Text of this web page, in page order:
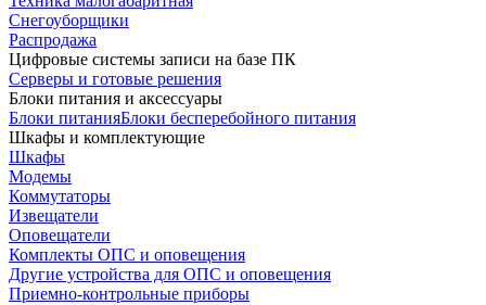
Снегоуборщики
Распродажа
Цифровые системы записи на базе ПК
Серверы и готовые решения
Блоки питания и аксессуары
Блоки питанияБлоки бесперебойного питания
Шкафы и комплектующие
Шкафы
Модемы
Коммутаторы
Извещатели
Оповещатели
Комплекты ОПС и оповещения
Другие устройства для ОПС и оповещения
Приемно-контрольные приборы